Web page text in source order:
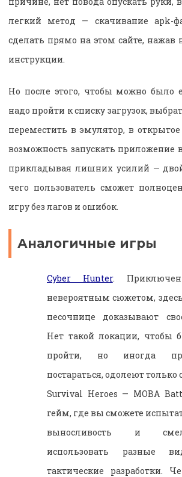
легкий метод — скачивание apk-
сделать прямо на этом сайте, нажав
инструкции.
Но после этого, чтобы можно было
надо пройти к списку загрузок,
переместить в эмулятор, в
возможность запускать приложение
прикладывая лишних усилий —
чего пользователь сможет
игру без лагов и ошибок.
Аналогичные игры
Cyber Hunter.
невероятным сюжетом,
песочнице доказывают
Нет такой локации, чтобы
пройти, но иногда
постараться, одолеют
Survival Heroes — MOBA
гейм, где вы сможете
выносливость и
использовать разные
тактические разработки.